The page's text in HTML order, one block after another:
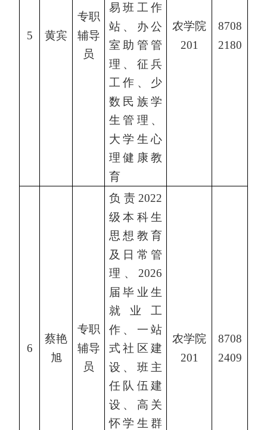
5 黄宾
专职
辅导
员
易班工作
站、办公
室助管管
理、征兵
工作、少
数民族学
生管理、
大学生心
理健康教
育
农学院
201
8708
2180
6
蔡艳
旭
专职
辅导
员
负责2022
级本科生
思想教育
及日常管
理、2026
届毕业生
就业工
作、一站
式社区建
设、班主
任队伍建
设、高关
怀学生群
农学院
201
8708
2409